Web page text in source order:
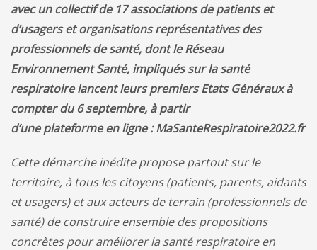
avec un collectif de 17 associations de patients et
d’usagers et organisations représentatives des
professionnels de santé, dont le Réseau
Environnement Santé, impliqués sur la santé
respiratoire lancent leurs premiers Etats Généraux à
compter du 6 septembre, à partir
d’une plateforme en ligne : MaSanteRespiratoire2022.fr
Cette démarche inédite propose partout sur le
territoire, à tous les citoyens (patients, parents, aidants
et usagers) et aux acteurs de terrain (professionnels de
santé) de construire ensemble des propositions
concrètes pour améliorer la santé respiratoire en